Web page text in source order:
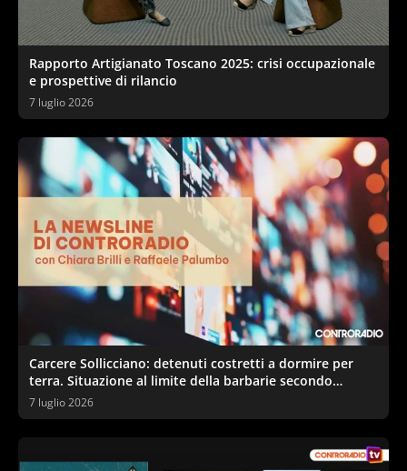
Rapporto Artigianato Toscano 2025: crisi occupazionale
e prospettive di rilancio
7 luglio 2026
Carcere Sollicciano: detenuti costretti a dormire per
terra. Situazione al limite della barbarie secondo
sindacati e garante
7 luglio 2026